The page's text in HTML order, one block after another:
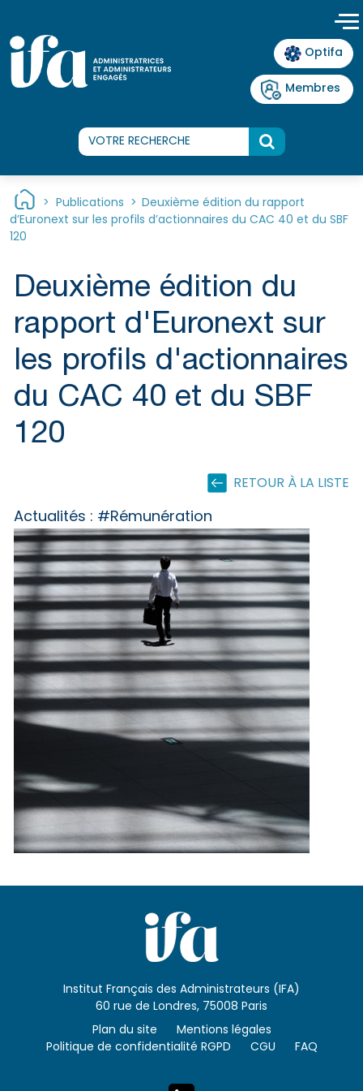
Optifa
Membres
> Publications > Deuxième édition du rapport
d’Euronext sur les profils d’actionnaires du CAC 40 et du SBF
120
Deuxième édition du
rapport d'Euronext sur
les profils d'actionnaires
du CAC 40 et du SBF
120
RETOUR À LA LISTE
Actualités : #Rémunération
Institut Français des Administrateurs (IFA)
60 rue de Londres, 75008 Paris
Plan du site
Mentions légales
Politique de confidentialité RGPD
CGU FAQ